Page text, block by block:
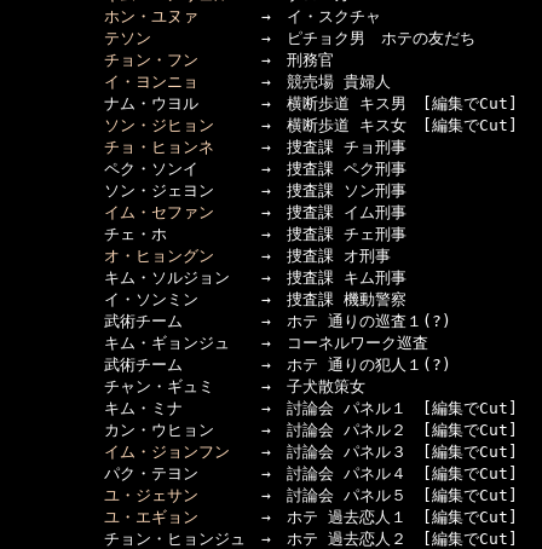
ホン・ユヌァ →　イ・スクチャ
テソン →　ピチョク男　ホテの友だち
チョン・フン →　刑務官
イ・ヨンニョ
→　競売場 貴婦人
ナム・ウヨル　　　　→　横断歩道 キス男　[編集でCut]
ソン・ジヒョン →　横断歩道 キス女　[編集でCut]
チョ・ヒョンネ →　捜査課 チョ刑事
ペク・ソンイ　　　　→　捜査課 ペク刑事
ソン・ジェヨン　　　→　捜査課 ソン刑事
イム・セファン →　捜査課 イム刑事
チェ・ホ　　　　　　→　捜査課 チェ刑事
オ・ヒョングン →　捜査課 オ刑事
キム・ソルジョン　　→　捜査課 キム刑事
イ・ソンミン　　　　→　捜査課 機動警察
武術チーム　　　　　→　ホテ 通りの巡査１(?)
キム・ギョンジュ　　→　コーネルワーク巡査
武術チーム　　　　　→　ホテ 通りの犯人１(?)
チャン・ギュミ　　　→　子犬散策女
キム・ミナ　　　　　→　討論会 パネル１　[編集でCut]
カン・ウヒョン　　　→　討論会 パネル２　[編集でCut]
イム・ジョンフン →　討論会 パネル３　[編集でCut]
パク・テヨン　　　　→　討論会 パネル４　[編集でCut]
ユ・ジェサン →　討論会 パネル５　[編集でCut]
ユ・エギョン →　ホテ 過去恋人１　[編集でCut]
チョン・ヒョンジュ　→　ホテ 過去恋人２　[編集でCut]